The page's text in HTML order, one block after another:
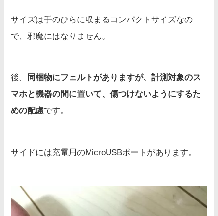
サイズは手のひらに収まるコンパクトサイズなの
で、邪魔にはなりません。
後、
同梱物にフェルトがありますが、計測対象のス
マホと機器の間に置いて、傷つけないようにするた
めの配慮です。
サイドには充電用のMicroUSBポートがあります。